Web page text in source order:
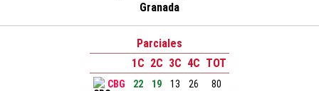
Granada
Parciales
1C 2C 3C 4C TOT
CBG 22 19 13 26
80